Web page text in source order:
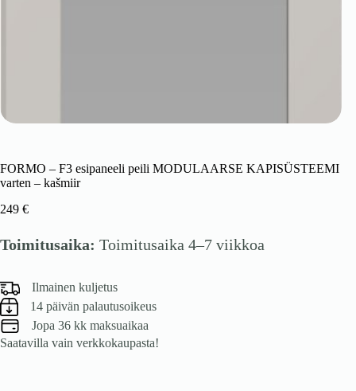
FORMO – F3 esipaneeli peili MODULAARSE KAPISÜSTEEMI
varten – kašmiir
249 €
Toimitusaika: Toimitusaika 4–7 viikkoa
Ilmainen kuljetus
14 päivän palautusoikeus
Jopa 36 kk maksuaikaa
Saatavilla vain verkkokaupasta!